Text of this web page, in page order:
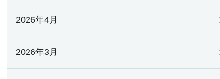
2026年4月
2026年3月